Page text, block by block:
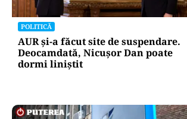
POLITICĂ
AUR și-a făcut site de suspendare.
Deocamdată, Nicușor Dan poate
dormi liniștit